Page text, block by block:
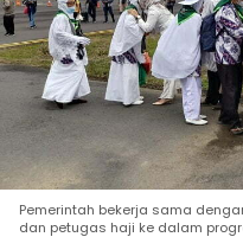
Pemerintah bekerja sama
dan petugas haji ke dalam